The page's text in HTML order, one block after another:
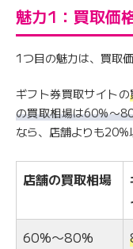
魅力1：買取価
1つ目の魅力は、買取
ギフト券買取サイトの
の買取相場は60%〜
なら、店舗よりも20%
店舗の買取相場
60%〜80%